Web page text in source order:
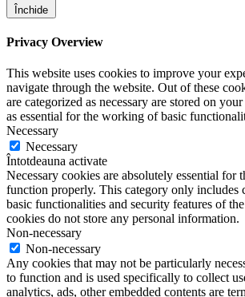
Închide
Privacy Overview
This website uses cookies to improve your
navigate through the website. Out of these
are categorized as necessary are stored on
as essential for the working of basic
Necessary
Necessary
Întotdeauna activate
Necessary cookies are absolutely essential for
function properly. This category only includes
basic functionalities and security features of
cookies do not store any personal information.
Non-necessary
Non-necessary
Any cookies that may not be particularly
to function and is used specifically to collect
analytics, ads, other embedded contents are